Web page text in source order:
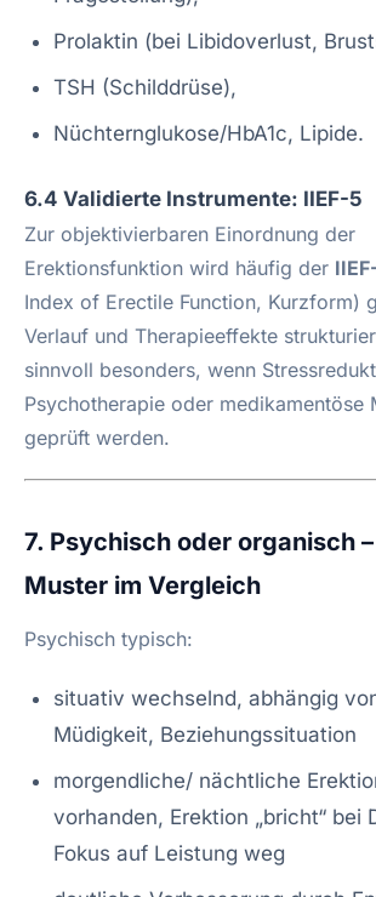
Prolaktin (bei Libidoverlust,
TSH (Schilddrüse),
Nüchternglukose/HbA1c, Lipide.
6.4 Validierte Instrumente: IIEF-5
Zur objektivierbaren Einordnung der
Erektionsfunktion wird häufig der
Index of Erectile Function, Kurzform)
Verlauf und Therapieeffekte
sinnvoll besonders, wenn
Psychotherapie oder medikamentöse
geprüft werden.
7. Psychisch oder organisch
Muster im Vergleich
Psychisch typisch:
situativ wechselnd, abhängig
Müdigkeit, Beziehungssituation
morgendliche/ nächtliche
vorhanden, Erektion „bricht“ bei
Fokus auf Leistung weg